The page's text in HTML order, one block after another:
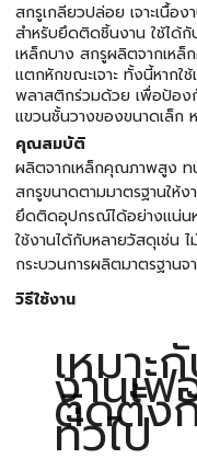
สกรูเกลียวปล่อย เจาะเนื้อ
สำหรับยึดติดชิ้นงาน ใช้ได้
เหล็กบาง สกรูผลิตจากเห
แตกหักขณะเจาะ ทั้งนี้หากใ
พลาสติกร่วมด้วย เพื่อป้อง
แขวนชั้นวางของขนาดเล็ก
คุณสมบัติ
ผลิตจากเหล็กคุณภาพสูง ท
สกรูขนาดตามมาตรฐานให้
ยึดติดอุปกรณ์ได้อย่างแน่นห
ใช้งานได้กับหลายวัสดุเช่น
กระบวนการผลิตมาตรฐานจ
วิธีใช้งาน
เหมาะ
งานเฟ
ติดตั้ง
ทั่วไป